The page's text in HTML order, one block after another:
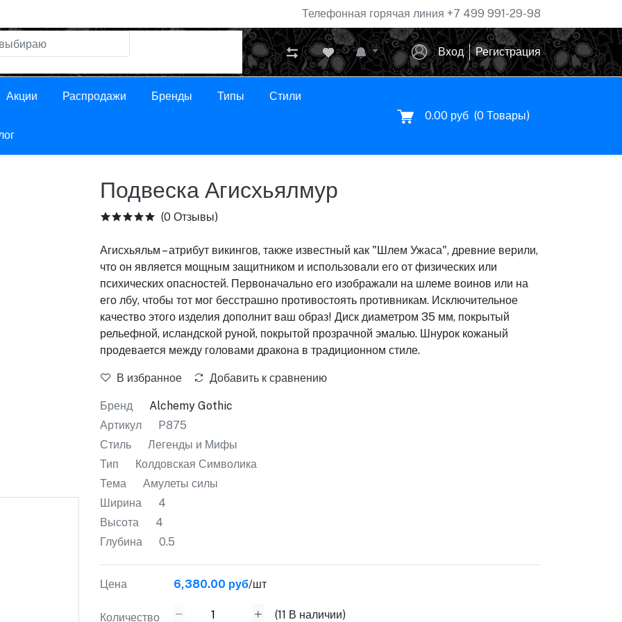
Телефонная горячая линия +7 499 991-29-98
Вход Регистрация
Акции Распродажи Бренды Типы Стили
0.00 руб (0 Товары)
Подвеска Агисхьялмур
(0 Отзывы)
Агисхьяльм – атрибут викингов, также известный как "Шлем Ужаса", древние верили,
что он является мощным защитником и использовали его от физических или
психических опасностей. Первоначально его изображали на шлеме воинов или на
его лбу, чтобы тот мог бесстрашно противостоять противникам. Исключительное
качество этого изделия дополнит ваш образ! Диск диаметром 35 мм, покрытый
рельефной, исландской руной, покрытой прозрачной эмалью. Шнурок кожаный
продевается между головами дракона в традиционном стиле.
В избранное Добавить к сравнению
Бренд
Alchemy Gothic
Артикул
P875
Стиль
Легенды и Мифы
Тип
Колдовская Символика
Тема
Амулеты силы
Ширина
4
Высота
4
Глубина
0.5
Цена 6,380.00 руб/шт
Количество (11 В наличии)